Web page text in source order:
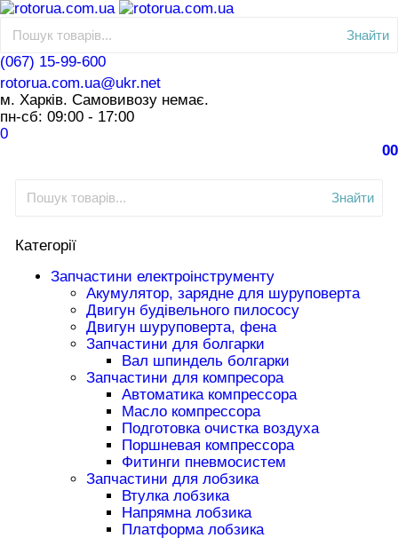
Знайти
(067) 15-99-600
rotorua.com.ua@ukr.net
м. Харків. Самовивозу немає.
пн-сб: 09:00 - 17:00
0
00
Знайти
Категорії
Запчастини електроінструменту
Акумулятор, зарядне для шуруповерта
Двигун будівельного пилососу
Двигун шуруповерта, фена
Запчастини для болгарки
Вал шпиндель болгарки
Запчастини для компресора
Автоматика компрессора
Масло компрессора
Подготовка очистка воздуха
Поршневая компрессора
Фитинги пневмосистем
Запчастини для лобзика
Втулка лобзика
Напрямна лобзика
Платформа лобзика